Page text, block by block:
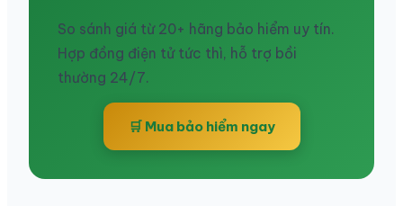
So sánh giá từ 20+ hãng bảo hiểm uy tín.
Hợp đồng điện tử tức thì, hỗ trợ bồi
thường 24/7.
🛒 Mua bảo hiểm ngay